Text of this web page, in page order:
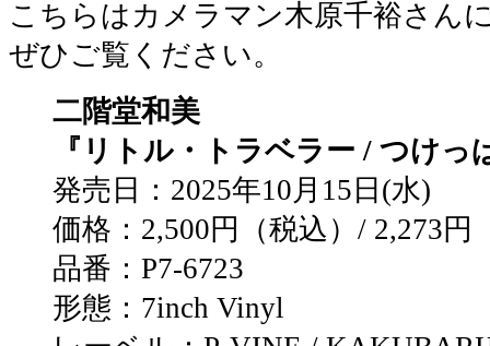
こちらはカメラマン木原千裕さん
ぜひご覧ください。
二階堂和美
『リトル・トラベラー / つけっ
発売日：2025年10月15日(水)
価格：2,500円（税込）/ 2,273円
品番：P7-6723
形態：7inch Vinyl